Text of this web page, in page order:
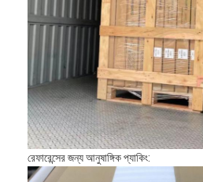
রেফারেন্সের জন্য আনুষাঙ্গিক প্যাকিং: